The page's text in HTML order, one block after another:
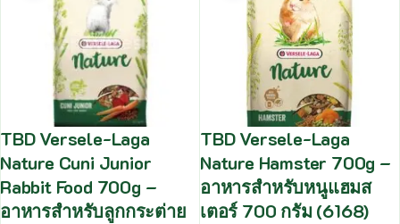
TBD Versele-Laga
Nature Cuni Junior
Rabbit Food 700g –
อาหารสำหรับลูกกระต่าย
TBD Versele-Laga
Nature Hamster 700g –
อาหารสำหรับหนูแฮมส
เตอร์ 700 กรัม (6168)